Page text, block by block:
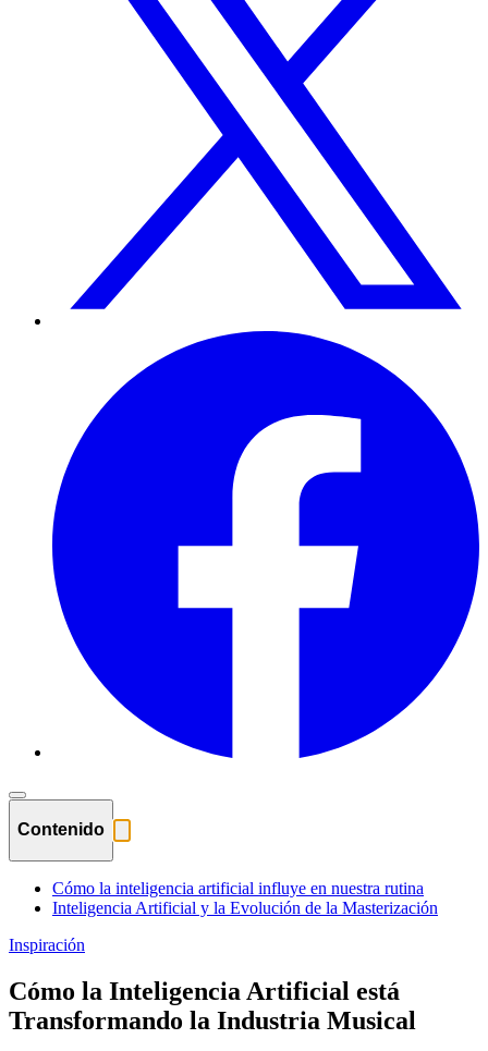
Contenido
Cómo la inteligencia artificial influye en nuestra rutina
Inteligencia Artificial y la Evolución de la Masterización
Inspiración
Cómo la Inteligencia Artificial está
Transformando la Industria Musical